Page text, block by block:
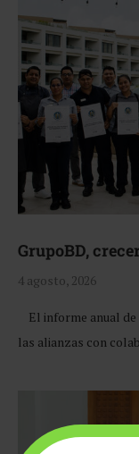
GrupoBD,
4 agosto, 2026
El informe anual
las alianzas con